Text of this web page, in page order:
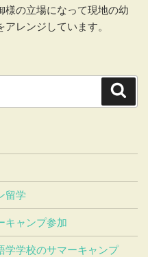
様の立場になって現地の幼
レンジしています。
索
留学
キャンプ参加
学学校のサマーキャンプ